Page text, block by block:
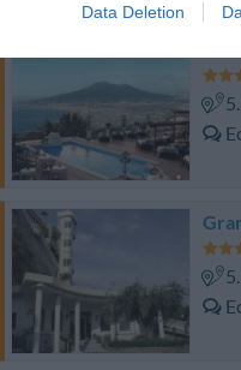
Data Deletion